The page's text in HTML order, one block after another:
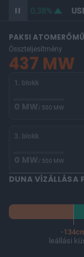
0,38%
PAKSI
Összteljesítmény
437 MW
1. blokk
0 MW/ 500 MW
3. blokk
0 MW/ 500 MW
DUNA VÍZÁLLÁSA
-
leállási